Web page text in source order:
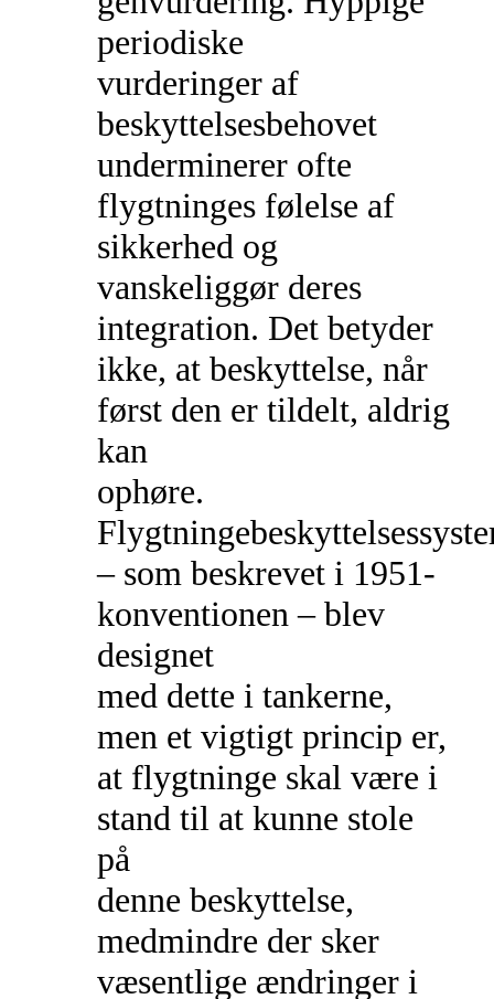
periodiske
vurderinger af
beskyttelsesbehovet
underminerer ofte
flygtninges følelse af
sikkerhed og
vanskeliggør deres
integration. Det betyder
ikke, at beskyttelse, når
først den er tildelt, aldrig
kan
ophøre.
– som beskrevet i 1951-
konventionen – blev
designet
med dette i tankerne,
men et vigtigt princip er,
at flygtninge skal være i
stand til at kunne stole
på
denne beskyttelse,
medmindre der sker
væsentlige ændringer i